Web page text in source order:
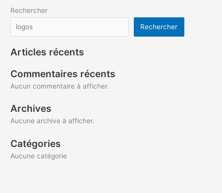
Rechercher
Rechercher
Articles récents
Commentaires récents
Aucun commentaire à afficher.
Archives
Aucune archive à afficher.
Catégories
Aucune catégorie